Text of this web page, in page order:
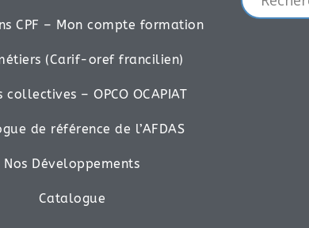
CPF – Mon compte formation
(Carif-oref francilien)
collectives – OPCO OCAPIAT
de référence de l’AFDAS
Nos Développements
Catalogue